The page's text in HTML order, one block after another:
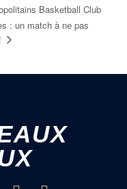
Basketball Club
: un match à ne pas